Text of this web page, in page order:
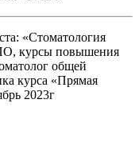
«Стоматология
курсы повышения
общей
курса «Прямая
2023г